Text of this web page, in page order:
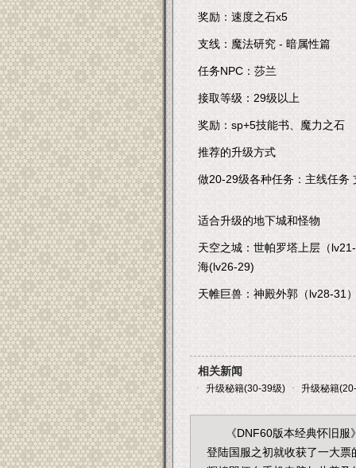
奖励：速度之石x5
支线：魔法研究 - 暗属性篇
任务NPC：莎兰
接取等级：29级以上
奖励：sp+5技能书、魔力之石
推荐的升级方式
做20-29级各种任务：主线任务
适合升级的地下城和怪物
天空之城：世帕罗塔上层（
海(lv26-29)
天帷巨兽：神殿外郭（lv28-31
相关新闻
· 升级秘籍(30-39级) · 升级秘籍
《DNF60版本经典怀旧
登陆国服之初就收获了一大